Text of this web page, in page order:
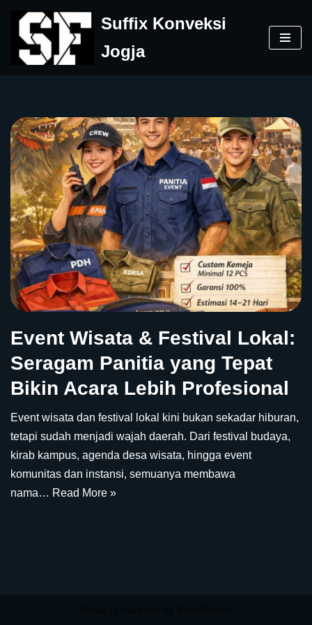
Skip
to
Suffix Konveksi
Jogja
Event Wisata & Festival Lokal:
Seragam Panitia yang Tepat
Bikin Acara Lebih Profesional
Event wisata dan festival lokal kini bukan sekadar hiburan,
tetapi sudah menjadi wajah daerah. Dari festival budaya,
kirab kampus, agenda desa wisata, hingga event
komunitas dan instansi, semuanya membawa
nama… Read More »